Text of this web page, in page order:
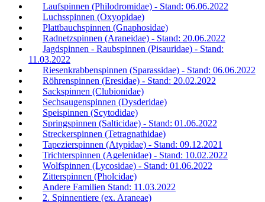
Laufspinnen (Philodromidae) - Stand: 06.06.2022
Luchsspinnen (Oxyopidae)
Plattbauchspinnen (Gnaphosidae)
Radnetzspinnen (Araneidae) - Stand: 20.06.2022
Jagdspinnen - Raubspinnen (Pisauridae) - Stand:
11.03.2022
Riesenkrabbenspinnen (Sparassidae) - Stand: 06.06.2022
Röhrenspinnen (Eresidae) - Stand: 20.02.2022
Sackspinnen (Clubionidae)
Sechsaugenspinnen (Dysderidae)
Speispinnen (Scytodidae)
Springspinnen (Salticidae) - Stand: 01.06.2022
Streckerspinnen (Tetragnathidae)
Tapezierspinnen (Atypidae) - Stand: 09.12.2021
Trichterspinnen (Agelenidae) - Stand: 10.02.2022
Wolfspinnen (Lycosidae) - Stand: 01.06.2022
Zitterspinnen (Pholcidae)
Andere Familien Stand: 11.03.2022
2. Spinnentiere (ex. Araneae)